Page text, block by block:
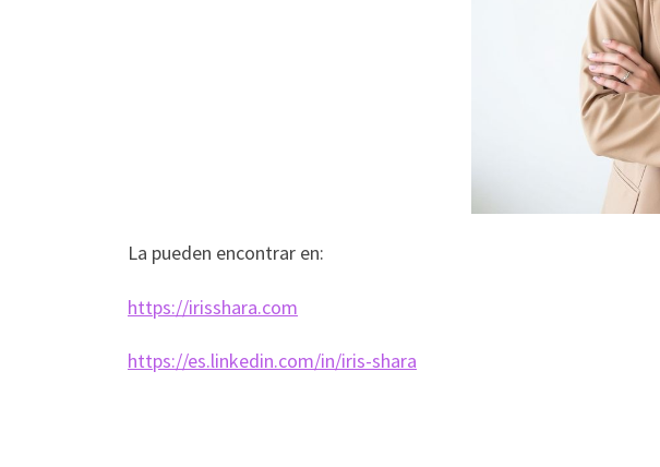
La pueden encontrar en:
https://irisshara.com
https://es.linkedin.com/in/iris-shara